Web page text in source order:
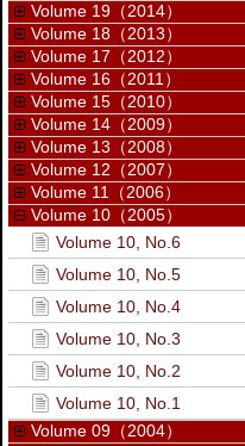
Volume 19（2014）
Volume 18（2013）
Volume 17（2012）
Volume 16（2011）
Volume 15（2010）
Volume 14（2009）
Volume 13（2008）
Volume 12（2007）
Volume 11（2006）
Volume 10（2005）
Volume 10, No.6
Volume 10, No.5
Volume 10, No.4
Volume 10, No.3
Volume 10, No.2
Volume 10, No.1
Volume 09（2004）